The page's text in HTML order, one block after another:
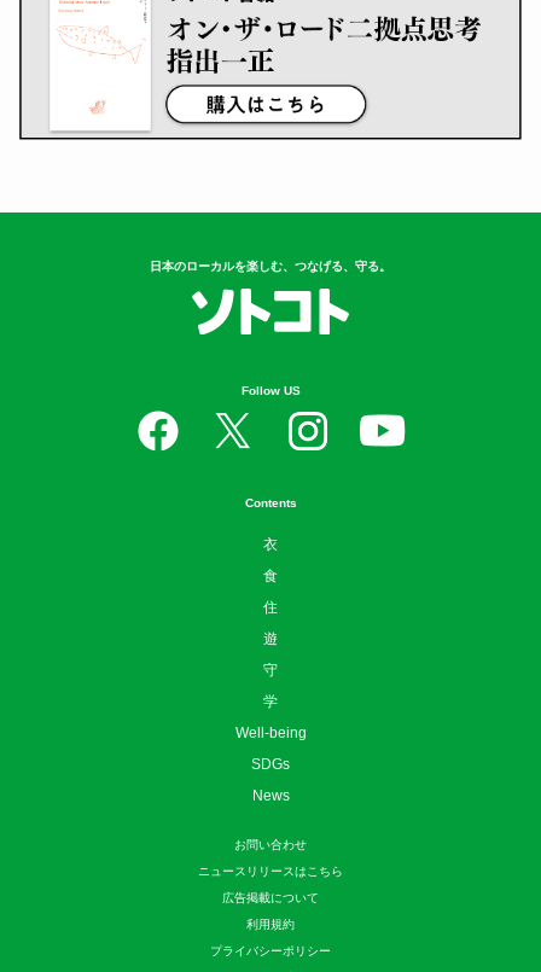
日本のローカルを楽しむ、つなげる、守る。
Follow US
Contents
衣
食
住
遊
守
学
Well-being
SDGs
News
お問い合わせ
ニュースリリースはこちら
広告掲載について
利用規約
プライバシーポリシー